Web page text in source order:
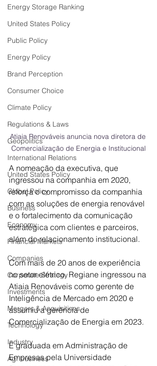
Energy Storage Ranking
United States Policy
Public Policy
Energy Policy
Brand Perception
Consumer Choice
Climate Policy
Regulations & Laws
Geopolitics
International Relations
United States Policy
Global Policy
Business
Economy
Financial Markets
Companies
Corporate Strategy
Investments
Mergers & Acquisitions
Technology
Industry
Agribusiness
Atiaia Renováveis anuncia nova diretora de
Comercialização de Energia e Institucional
A nomeação da executiva, que
ingressou na companhia em 2020,
reforça o compromisso da companhia
com as soluções de energia renovável
e o fortalecimento da comunicação
estratégica com clientes e parceiros,
além do relacionamento institucional.
Com mais de 20 anos de experiência
no setor elétrico, Regiane ingressou na
Atiaia Renováveis como gerente de
Inteligência de Mercado em 2020 e
assumiu a gerência de
Comercialização de Energia em 2023.
É graduada em Administração de
Empresas pela Universidade